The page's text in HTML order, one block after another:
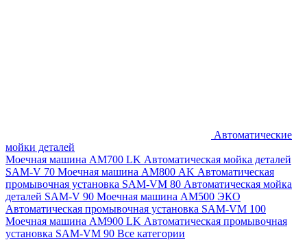
Автоматические
мойки деталей
Моечная машина AM700 LK Автоматическая мойка деталей
SAM-V 70 Моечная машина АМ800 AK Автоматическая
промывочная установка SAM-VM 80 Автоматическая мойка
деталей SAM-V 90 Моечная машина АМ500 ЭКО
Автоматическая промывочная установка SAM-VM 100
Моечная машина AM900 LK Автоматическая промывочная
установка SAM-VM 90 Все категории